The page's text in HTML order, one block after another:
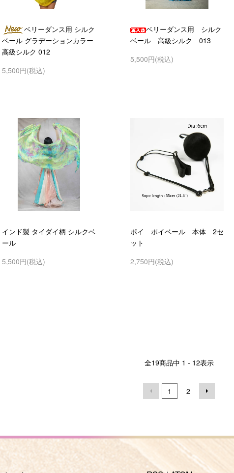
ベリーダンス用 シルク
ベール グラデーションカラー
高級シルク 012
5,500円(税込)
ベリーダンス用 シルク
ベール 高級シルク 013
5,500円(税込)
インド製 タイダイ柄 シルクベ
ール
5,500円(税込)
ポイ ポイベール 本体 2セ
ット
2,750円(税込)
全19商品中 1 - 12表示
1 2